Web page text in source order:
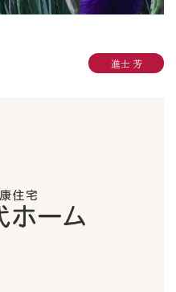
進士 芳